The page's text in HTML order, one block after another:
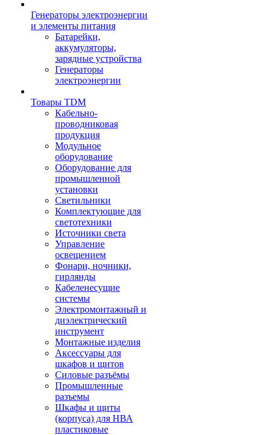
Генераторы электроэнергии
и элементы питания
Батарейки,
аккумуляторы,
зарядные устройства
Генераторы
электроэнергии
Товары TDM
Кабельно-
проводниковая
продукция
Модульное
оборудование
Оборудование для
промышленной
установки
Светильники
Комплектующие для
светотехники
Источники света
Управление
освещением
Фонари, ночники,
гирлянды
Кабеленесущие
системы
Электромонтажный и
диэлектрический
инструмент
Монтажные изделия
Аксессуары для
шкафов и щитов
Силовые разъёмы
Промышленные
разъемы
Шкафы и щиты
(корпуса) для НВА
пластиковые